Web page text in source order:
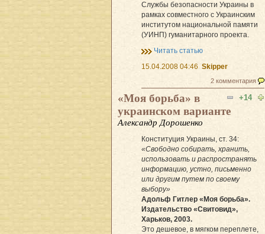
Службы безопасности Украины в
рамках совместного с Украинским
институтом национальной памяти
(УИНП) гуманитарного проекта.
Читать статью
15.04.2008 04:46 Skipper
2 комментария
+14
«Моя борьба» в
украинском варианте
Александр Дорошенко
Конституция Украины, ст. 34:
«Свободно собирать, хранить,
использовать и распространять
информацию, устно, письменно
или другим путем по своему
выбору»
Адольф Гитлер «Моя борьба».
Издательство «Свитовид»,
Харьков, 2003.
Это дешевое, в мягком переплете,